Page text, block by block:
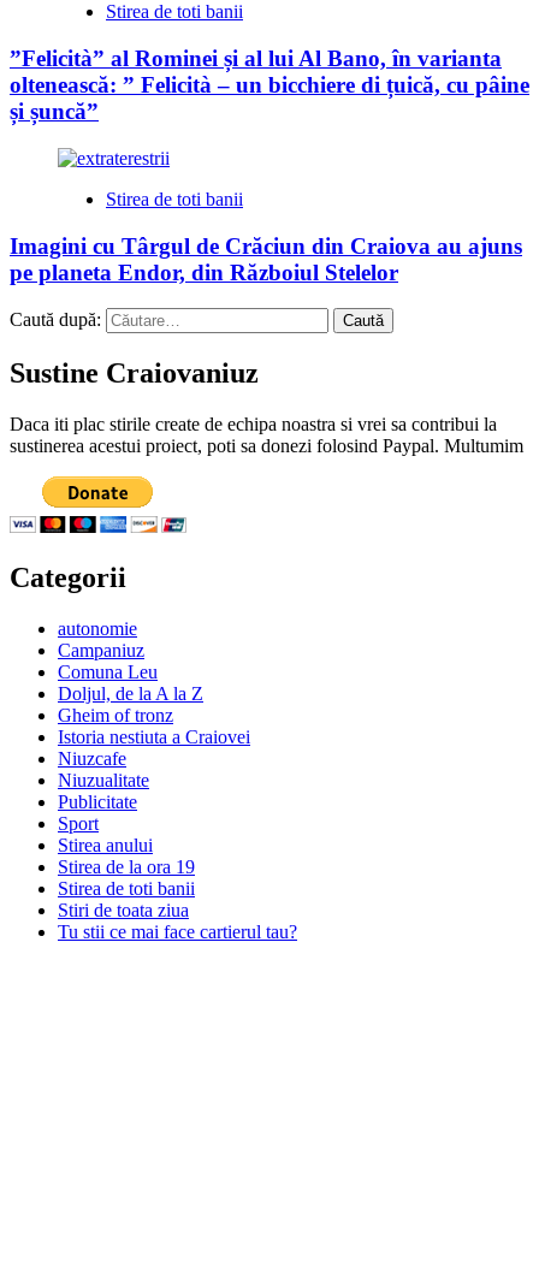
Stirea de toti banii
”Felicità” al Rominei și al lui Al Bano, în varianta
oltenească: ” Felicità – un bicchiere di țuică, cu pâine
și șuncă”
Stirea de toti banii
Imagini cu Târgul de Crăciun din Craiova au ajuns
pe planeta Endor, din Războiul Stelelor
Caută după:
Sustine Craiovaniuz
Daca iti plac stirile create de echipa noastra si vrei sa contribui la
sustinerea acestui proiect, poti sa donezi folosind Paypal. Multumim
Categorii
autonomie
Campaniuz
Comuna Leu
Doljul, de la A la Z
Gheim of tronz
Istoria nestiuta a Craiovei
Niuzcafe
Niuzualitate
Publicitate
Sport
Stirea anului
Stirea de la ora 19
Stirea de toti banii
Stiri de toata ziua
Tu stii ce mai face cartierul tau?